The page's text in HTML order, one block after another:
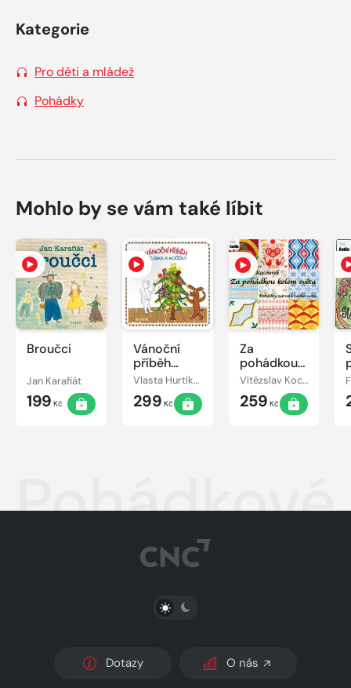
Kategorie
Pro děti a mládež
Pohádky
Mohlo by se vám také líbit
Broučci
Jan Karafiát
199 Kč
Vánoční
příběh
pejska a
kočičky
Vlasta Hurtíková
299 Kč
Za
pohádkou
kolem
světa
Vítězslav Kocourek
259 Kč
PŘEPNOUT SVĚTLÝ/TMAVÝ REŽIM
Dotazy O nás